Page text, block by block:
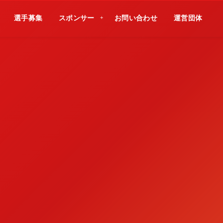
選手募集 スポンサー お問い合わせ 運営団体